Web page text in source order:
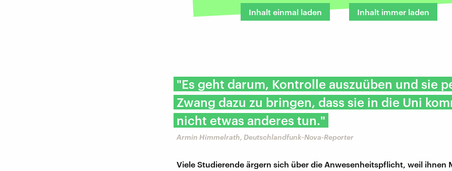
Inhalt einmal laden Inhalt immer laden
"Es geht darum, Kontrolle auszuüben und sie
Zwang dazu zu bringen, dass sie in die Uni
nicht etwas anderes tun."
Armin Himmelrath, Deutschlandfunk-Nova-Reporter
Viele Studierende ärgern sich über die Anwesenheitspflicht, weil ihnen